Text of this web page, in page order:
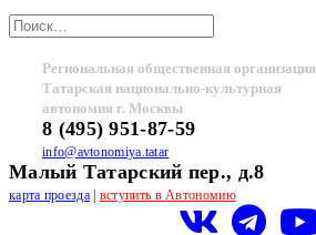
Региональная общественная организация
Татарская национально-культурная
автономия г. Москвы
8 (495) 951-87-59
info@avtonomiya.tatar
Малый Татарский пер., д.8
карта проезда| вступить в Автономию